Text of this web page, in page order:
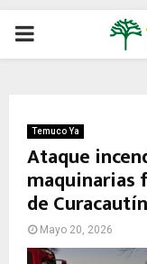
P
M
A
Temuco Ya
Ataque
maquinarias
de Curacautín
Mayo 20, 2026